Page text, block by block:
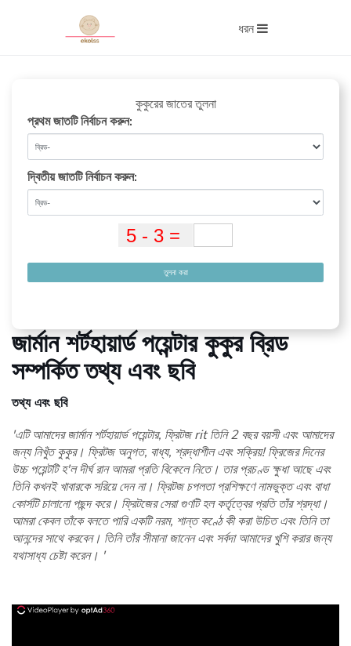
ধরন
কুকুরের জাতের তুলনা
প্রথম জাতটি নির্বাচন করুন:
দ্বিতীয় জাতটি নির্বাচন করুন:
তুলনা করা
জার্মান শর্টহায়ার্ড পয়েন্টার কুকুর ব্রিড
সম্পর্কিত তথ্য এবং ছবি
তথ্য এবং ছবি
'এটি আমাদের জার্মান শর্টহায়ার্ড পয়েন্টার, ফ্রিটজ rit তিনি 2 বছর বয়সী এবং আমাদের
জন্য নিখুঁত কুকুর। ফ্রিটজ অনুগত, বাধ্য, শ্রদ্ধাশীল এবং সক্রিয়! ফ্রিজের দিনের
উচ্চ পয়েন্টটি হ'ল দীর্ঘ রান আমরা প্রতি বিকেলে নিতে। তার প্রচণ্ড ক্ষুধা আছে এবং
তিনি কখনই খাবারকে সরিয়ে দেন না। ফ্রিটজ চপলতা প্রশিক্ষণে নামভুক্ত এবং বাধা
কোর্সটি চালানো পছন্দ করে। ফ্রিটজের সেরা গুণটি হল কর্তৃত্বের প্রতি তাঁর শ্রদ্ধা।
আমরা কেবল তাঁকে বলতে পারি একটি নরম, শান্ত কণ্ঠে কী করা উচিত এবং তিনি তা
আনন্দের সাথে করবেন। তিনি তাঁর সীমানা জানেন এবং সর্বদা আমাদের খুশি করার জন্য
যথাসাধ্য চেষ্টা করেন। '